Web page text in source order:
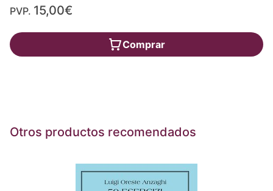
PVP. 15,00€
Comprar
Otros productos recomendados